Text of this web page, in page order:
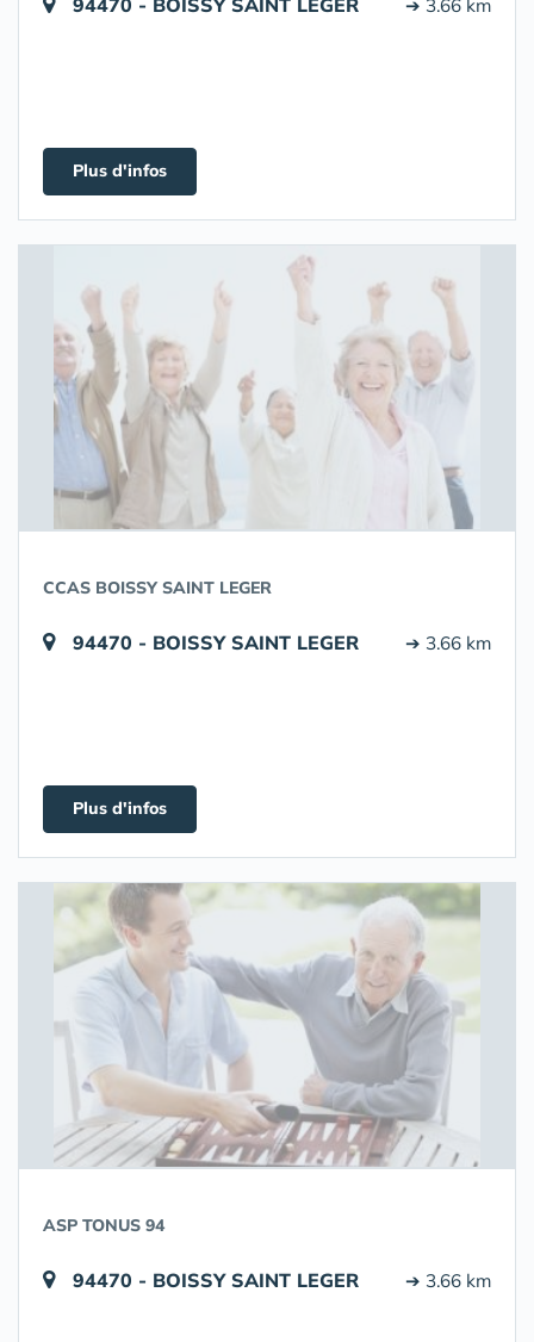
94470 - BOISSY SAINT LEGER ➔ 3.66 km
Plus d'infos
CCAS BOISSY SAINT LEGER
94470 - BOISSY SAINT LEGER ➔ 3.66 km
Plus d'infos
ASP TONUS 94
94470 - BOISSY SAINT LEGER ➔ 3.66 km